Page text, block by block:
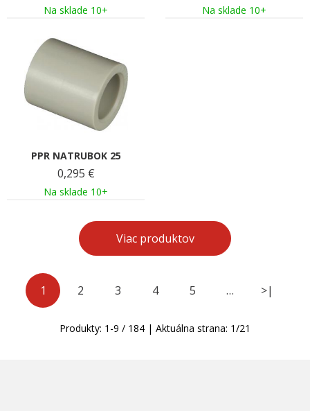
Na sklade 10+ Na sklade 10+
PPR NATRUBOK 25
0,295 €
Na sklade 10+
Viac produktov
1 2 3 4 5 … >|
Produkty: 1 -9 / 184 | Aktuálna strana: 1/21